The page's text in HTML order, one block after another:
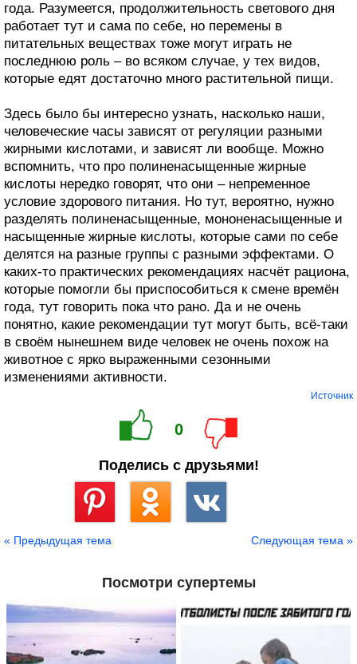
года. Разумеется, продолжительность светового дня
работает тут и сама по себе, но перемены в
питательных веществах тоже могут играть не
последнюю роль – во всяком случае, у тех видов,
которые едят достаточно много растительной пищи.
Здесь было бы интересно узнать, насколько наши,
человеческие часы зависят от регуляции разными
жирными кислотами, и зависят ли вообще. Можно
вспомнить, что про полиненасыщенные жирные
кислоты нередко говорят, что они – непременное
условие здорового питания. Но тут, вероятно, нужно
разделять полиненасыщенные, мононенасыщенные и
насыщенные жирные кислоты, которые сами по себе
делятся на разные группы с разными эффектами. О
каких-то практических рекомендациях насчёт рациона,
которые помогли бы приспособиться к смене времён
года, тут говорить пока что рано. Да и не очень
понятно, какие рекомендации тут могут быть, всё-таки
в своём нынешнем виде человек не очень похож на
животное с ярко выраженными сезонными
изменениями активности.
Источник
0
Поделись с друзьями!
« Предыдущая тема Следующая тема »
Посмотри супертемы